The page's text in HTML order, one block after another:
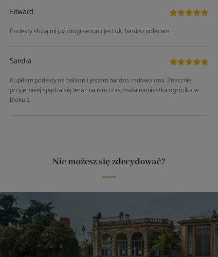
Edward
Podesty służą mi już drugi sezon i jest ok, bardzo polecam.
Sandra
Kupiłam podesty na balkon i jestem bardzo zadowolona. Znacznie
przyjemniej spędza się teraz na nim czas, mała namiastka ogródka w
bloku ;)
Nie możesz się zdecydować?